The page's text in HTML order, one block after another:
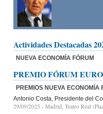
Actividades Destacadas
NUEVA ECONOMÍA FÓRUM
PREMIO FÓRUM
PREMIOS NUEVA ECONOMÍA
Antonio Costa, Presidente del
29/09/2025 - Madrid, Teatro Real